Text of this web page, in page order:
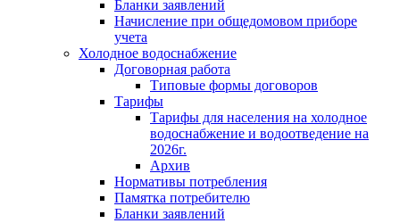
Бланки заявлений
Начисление при общедомовом приборе
учета
Холодное водоснабжение
Договорная работа
Типовые формы договоров
Тарифы
Тарифы для населения на холодное
водоснабжение и водоотведение на
2026г.
Архив
Нормативы потребления
Памятка потребителю
Бланки заявлений